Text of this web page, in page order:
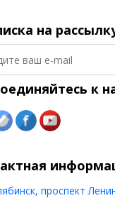
на
к
проспект